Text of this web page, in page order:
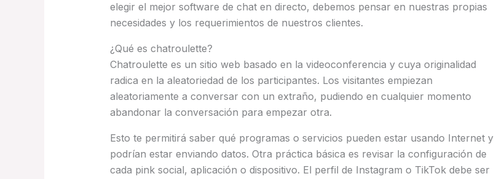
elegir el mejor software de chat en directo, debemos pensar en nuestras propias
necesidades y los requerimientos de nuestros clientes.
¿Qué es chatroulette?
Chatroulette es un sitio web basado en la videoconferencia y cuya originalidad
radica en la aleatoriedad de los participantes. Los visitantes empiezan
aleatoriamente a conversar con un extraño, pudiendo en cualquier momento
abandonar la conversación para empezar otra.
Esto te permitirá saber qué programas o servicios pueden estar usando Internet y
podrían estar enviando datos. Otra práctica básica es revisar la configuración de
cada pink social, aplicación o dispositivo. El perfil de Instagram o TikTok debe ser